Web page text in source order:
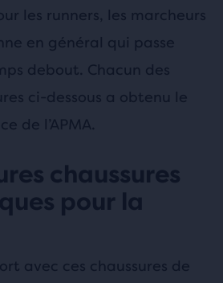
les runners, les marcheurs
en général qui passe
debout. Chacun des
ci-dessous a obtenu le
de l’APMA.
chaussures
pour la
avec ces chaussures de